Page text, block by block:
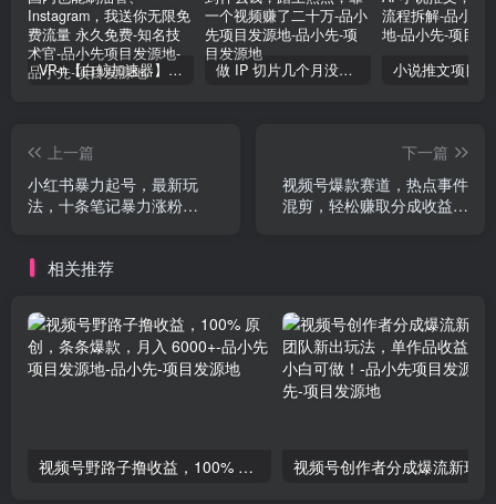
VP-n【白鲸加速器】在国内也能刷油管、Instagram，我送你无限免费流量 永久免费-知名技术官-品小先项目发源地 做 IP 切片几个月没赚到什么钱，蹭上热点，靠一个视频赚了二十万-品小先项目发源地
上一篇
小红书暴力起号，最新玩
法，十条笔记暴力涨粉
下一篇
视频号爆款赛道，热点事件
混剪，轻松赚取分成收益，
相关推荐
视频号野路子撸收益，100% 原创，条条爆款，月入 6000+-品小先项目发源地